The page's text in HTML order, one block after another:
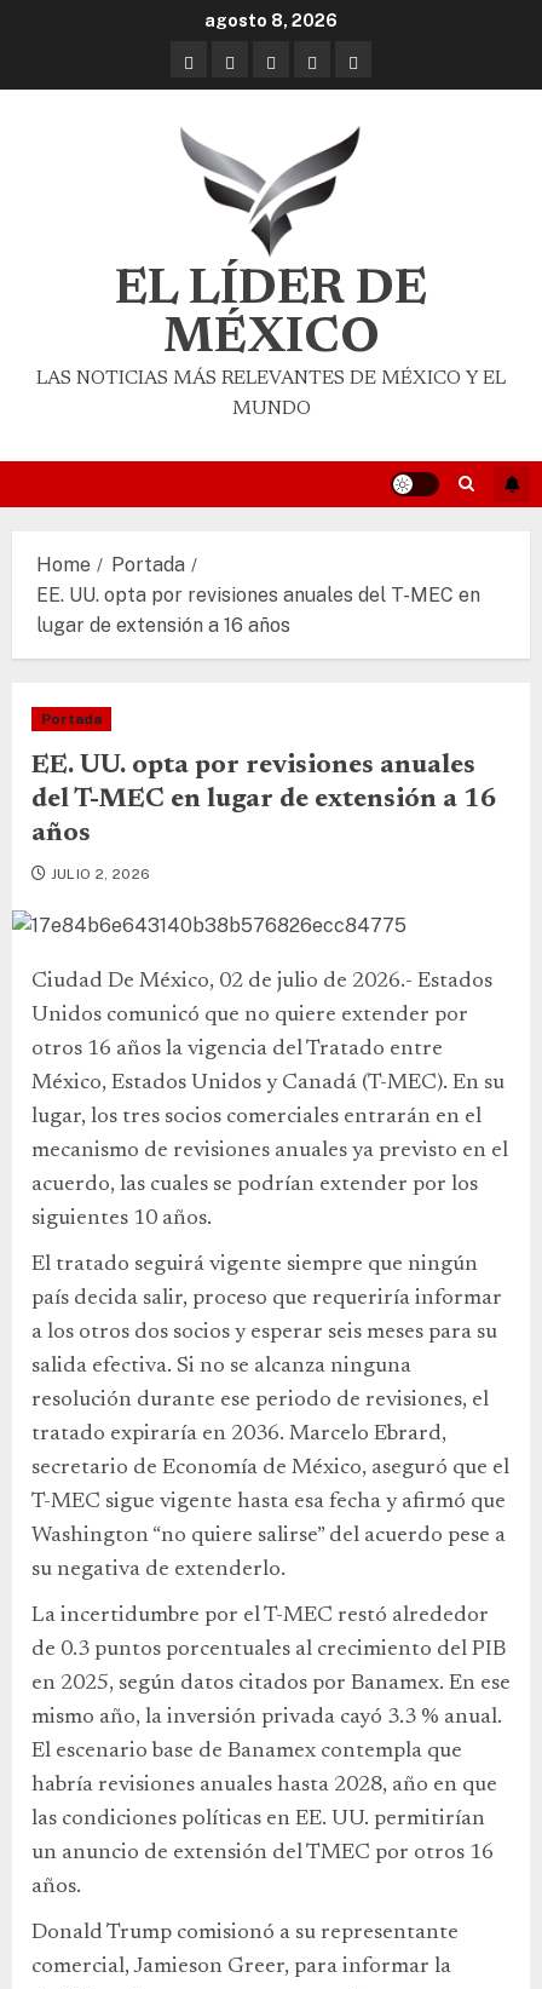
agosto 8, 2026
EL LÍDER DE
MÉXICO
LAS NOTICIAS MÁS RELEVANTES DE MÉXICO Y EL
MUNDO
Home
Portada
EE. UU. opta por revisiones anuales del T-MEC en
lugar de extensión a 16 años
Portada
EE. UU. opta por revisiones anuales
del T-MEC en lugar de extensión a 16
años
JULIO 2, 2026
Ciudad De México, 02 de julio de 2026.- Estados
Unidos comunicó que no quiere extender por
otros 16 años la vigencia del Tratado entre
México, Estados Unidos y Canadá (T-MEC). En su
lugar, los tres socios comerciales entrarán en el
mecanismo de revisiones anuales ya previsto en el
acuerdo, las cuales se podrían extender por los
siguientes 10 años.
El tratado seguirá vigente siempre que ningún
país decida salir, proceso que requeriría informar
a los otros dos socios y esperar seis meses para su
salida efectiva. Si no se alcanza ninguna
resolución durante ese periodo de revisiones, el
tratado expiraría en 2036. Marcelo Ebrard,
secretario de Economía de México, aseguró que el
T-MEC sigue vigente hasta esa fecha y afirmó que
Washington “no quiere salirse” del acuerdo pese a
su negativa de extenderlo.
La incertidumbre por el T-MEC restó alrededor
de 0.3 puntos porcentuales al crecimiento del PIB
en 2025, según datos citados por Banamex. En ese
mismo año, la inversión privada cayó 3.3 % anual.
El escenario base de Banamex contempla que
habría revisiones anuales hasta 2028, año en que
las condiciones políticas en EE. UU. permitirían
un anuncio de extensión del TMEC por otros 16
años.
Donald Trump comisionó a su representante
comercial, Jamieson Greer, para informar la